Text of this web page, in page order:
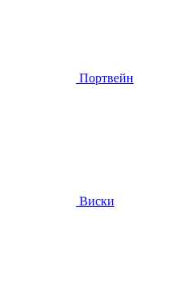
Портвейн
Виски